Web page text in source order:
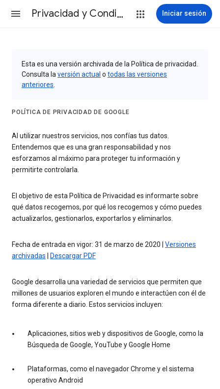
Privacidad y Condiciones Iniciar sesión
Esta es una versión archivada de la Política de privacidad.
Consulta la versión actual o todas las versiones
anteriores
POLÍTICA DE PRIVACIDAD DE GOOGLE
Al utilizar nuestros servicios, nos confías tus datos.
Entendemos que es una gran responsabilidad y nos
esforzamos al máximo para proteger tu información y
permitirte controlarla.
El objetivo de esta Política de Privacidad es informarte sobre
qué datos recogemos, por qué los recogemos y cómo puedes
actualizarlos, gestionarlos, exportarlos y eliminarlos.
Fecha de entrada en vigor: 31 de marzo de 2020 | Versiones
archivadas
Descargar PDF
Google desarrolla una variedad de servicios que permiten que
millones de usuarios exploren el mundo e interactúen con él de
forma diferente a diario. Estos servicios incluyen:
Aplicaciones, sitios web y dispositivos de Google, como la
Búsqueda de Google, YouTube y Google Home
Plataformas, como el navegador Chrome y el sistema
operativo Android